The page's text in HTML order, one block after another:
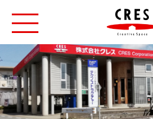
toggle
navigation